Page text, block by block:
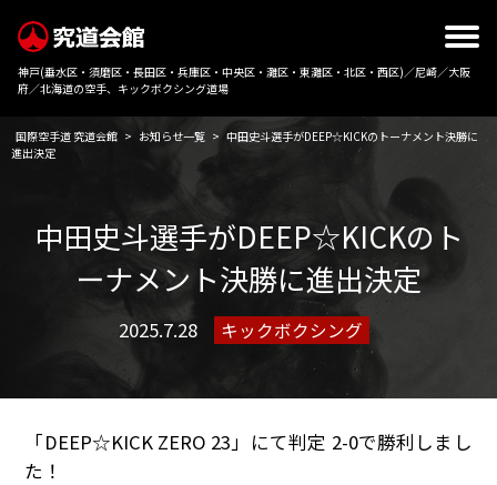
神戸(垂水区・須磨区・長田区・兵庫区・中央区・灘区・東灘区・北区・西区)／尼崎／大阪
府／北海道の空手、キックボクシング道場
国際空手道 究道会館 > お知らせ一覧 > 中田史斗選手がDEEP☆KICKのトーナメント決勝に
進出決定
中田史斗選手がDEEP☆KICKのト
ーナメント決勝に進出決定
2025.7.28 キックボクシング
「DEEP☆KICK ZERO 23」にて判定 2-0で勝利しまし
た！